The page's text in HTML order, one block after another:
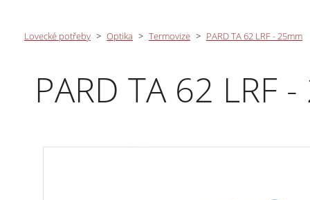
Lovecké potřeby > Optika > Termovize > PARD TA 62 LRF - 25mm
PARD TA 62 LRF